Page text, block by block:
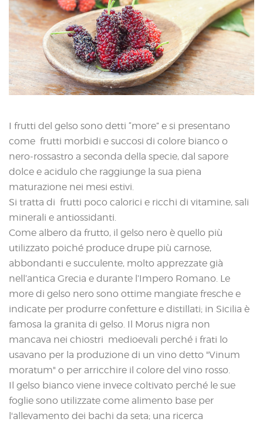
I frutti del gelso sono detti “more” e si presentano
come frutti morbidi e succosi di colore bianco o
nero-rossastro a seconda della specie, dal sapore
dolce e acidulo che raggiunge la sua piena
maturazione nei mesi estivi.
Si tratta di frutti poco calorici e ricchi di vitamine, sali
minerali e antiossidanti.
Come albero da frutto, il gelso nero è quello più
utilizzato poiché produce drupe più carnose,
abbondanti e succulente, molto apprezzate già
nell’antica Grecia e durante l’Impero Romano. Le
more di gelso nero sono ottime mangiate fresche e
indicate per produrre confetture e distillati; in Sicilia è
famosa la granita di gelso. Il Morus nigra non
mancava nei chiostri medioevali perché i frati lo
usavano per la produzione di un vino detto "Vinum
moratum" o per arricchire il colore del vino rosso.
Il gelso bianco viene invece coltivato perché le sue
foglie sono utilizzate come alimento base per
l'allevamento dei bachi da seta; una ricerca